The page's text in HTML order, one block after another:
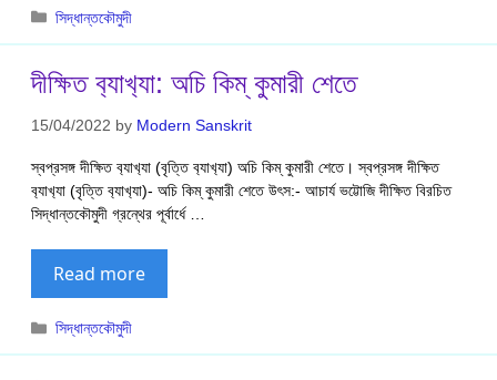
Categories
সিদ্ধান্তকৌমুদী
দীক্ষিত ব‍্যাখ‍্যা: অচি কিম্ কুমারী শেতে
15/04/2022 by Modern Sanskrit
স্বপ্রসঙ্গ দীক্ষিত ব‍্যাখ‍্যা (বৃত্তি ব‍্যাখ‍্যা) অচি কিম্ কুমারী শেতে। স্বপ্রসঙ্গ দীক্ষিত
ব‍্যাখ‍্যা (বৃত্তি ব‍্যাখ‍্যা)- অচি কিম্ কুমারী শেতে উৎস:- আচার্য ভট্টোজি দীক্ষিত বিরচিত
সিদ্ধান্তকৌমুদী গ্রন্থের পূর্বার্ধে …
Read more
Categories
সিদ্ধান্তকৌমুদী